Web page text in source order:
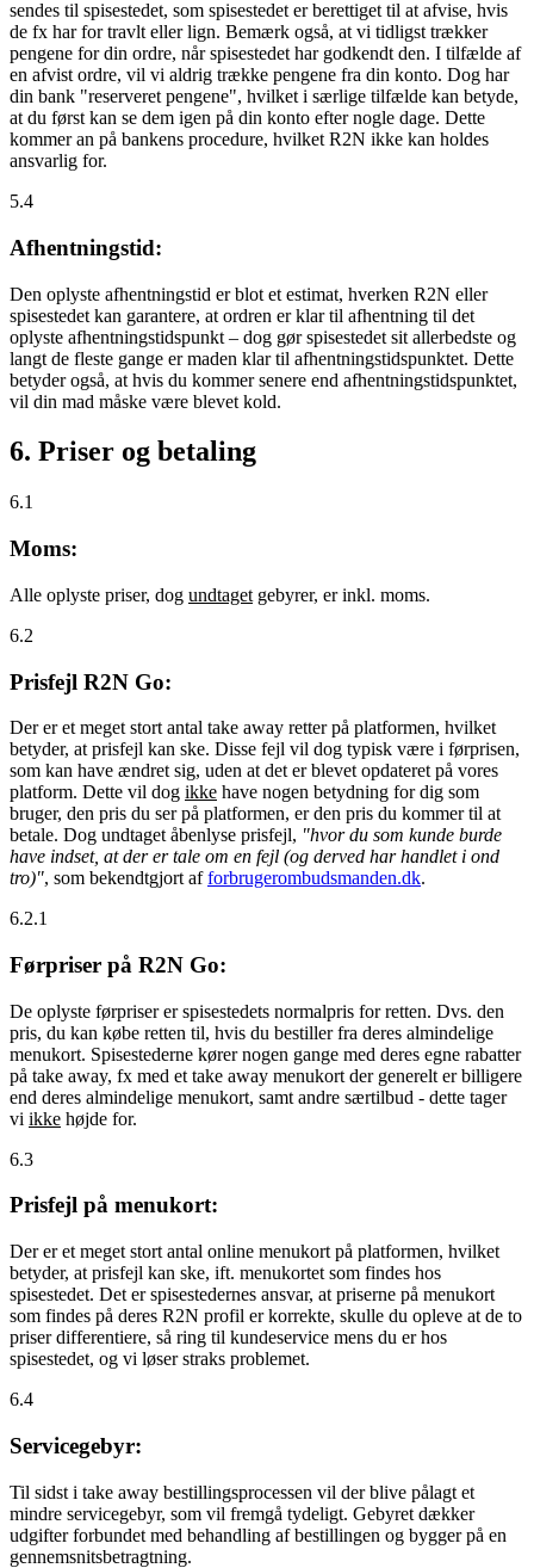
sendes til spisestedet, som spisestedet er berettiget til at afvise, hvis
de fx har for travlt eller lign. Bemærk også, at vi tidligst trækker
pengene for din ordre, når spisestedet har godkendt den. I tilfælde af
en afvist ordre, vil vi aldrig trække pengene fra din konto. Dog har
din bank "reserveret pengene", hvilket i særlige tilfælde kan betyde,
at du først kan se dem igen på din konto efter nogle dage. Dette
kommer an på bankens procedure, hvilket R2N ikke kan holdes
ansvarlig for.
5.4
Afhentningstid:
Den oplyste afhentningstid er blot et estimat, hverken R2N eller
spisestedet kan garantere, at ordren er klar til afhentning til det
oplyste afhentningstidspunkt – dog gør spisestedet sit allerbedste og
langt de fleste gange er maden klar til afhentningstidspunktet. Dette
betyder også, at hvis du kommer senere end afhentningstidspunktet,
vil din mad måske være blevet kold.
6. Priser og betaling
6.1
Moms:
Alle oplyste priser, dog undtaget gebyrer, er inkl. moms.
6.2
Prisfejl R2N Go:
Der er et meget stort antal take away retter på platformen, hvilket
betyder, at prisfejl kan ske. Disse fejl vil dog typisk være i førprisen,
som kan have ændret sig, uden at det er blevet opdateret på vores
platform. Dette vil dog ikke have nogen betydning for dig som
bruger, den pris du ser på platformen, er den pris du kommer til at
betale. Dog undtaget åbenlyse prisfejl, "hvor du som kunde burde
have indset, at der er tale om en fejl (og derved har handlet i ond
tro)", som bekendtgjort afforbrugerombudsmanden.dk.
6.2.1
Førpriser på R2N Go:
De oplyste førpriser er spisestedets normalpris for retten. Dvs. den
pris, du kan købe retten til, hvis du bestiller fra deres almindelige
menukort. Spisestederne kører nogen gange med deres egne rabatter
på take away, fx med et take away menukort der generelt er billigere
end deres almindelige menukort, samt andre særtilbud - dette tager
vi ikke højde for.
6.3
Prisfejl på menukort:
Der er et meget stort antal online menukort på platformen, hvilket
betyder, at prisfejl kan ske, ift. menukortet som findes hos
spisestedet. Det er spisestedernes ansvar, at priserne på menukort
som findes på deres R2N profil er korrekte, skulle du opleve at de to
priser differentiere, så ring til kundeservice mens du er hos
spisestedet, og vi løser straks problemet.
6.4
Servicegebyr:
Til sidst i take away bestillingsprocessen vil der blive pålagt et
mindre servicegebyr, som vil fremgå tydeligt. Gebyret dækker
udgifter forbundet med behandling af bestillingen og bygger på en
gennemsnitsbetragtning.